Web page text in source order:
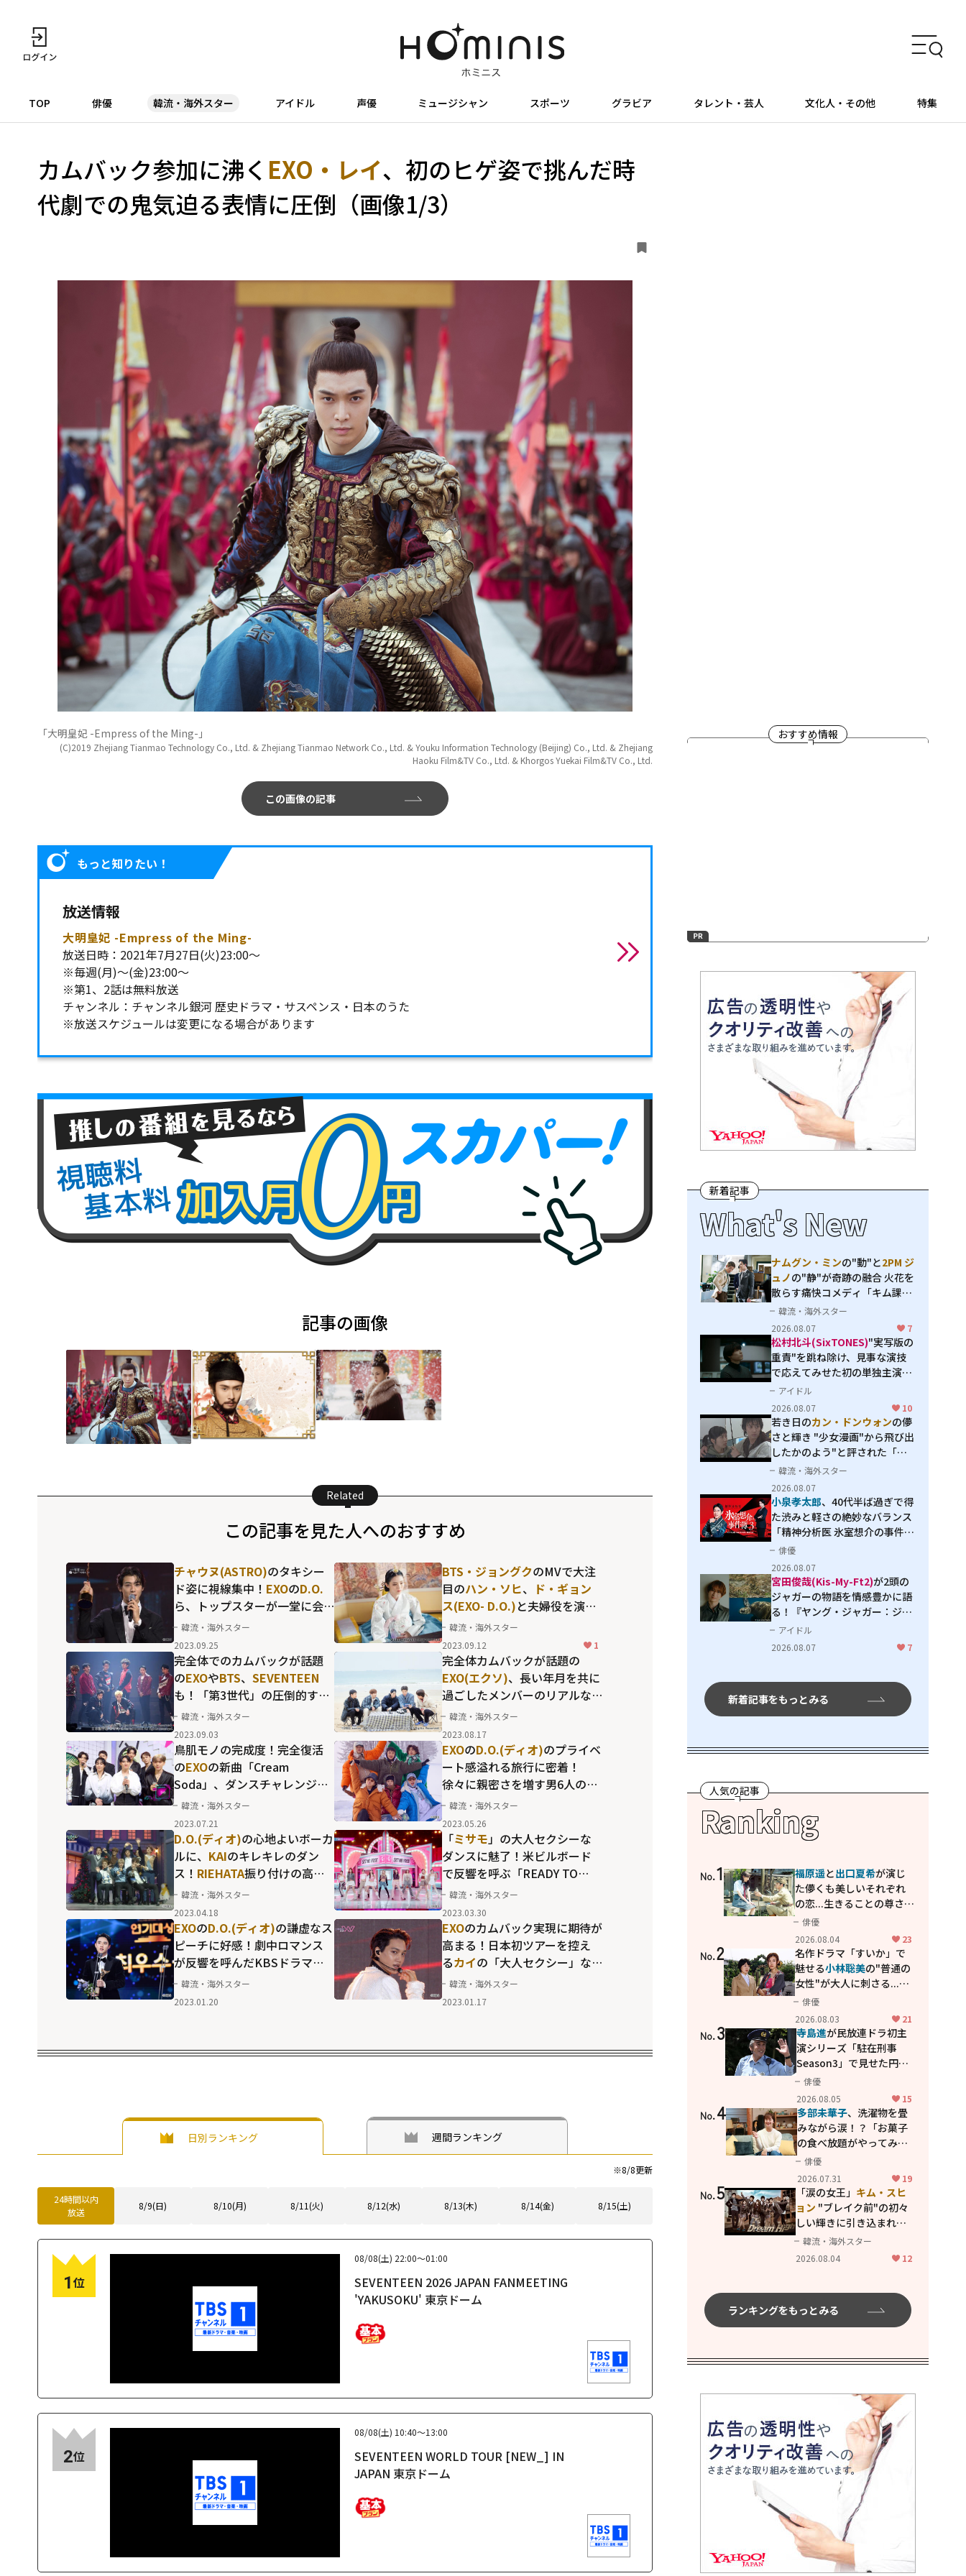
TOP 俳優 韓流・海外スター アイドル 声優 ミュージシャン スポーツ グラビア タレント・芸人 文化人・その他 特集
カムバック参加に沸く EXO・レイ、初のヒゲ姿で挑んだ時
代劇での鬼気迫る表情に圧倒（画像1/3）
「大明皇妃 -Empress of the Ming-」
(C)2019 Zhejiang Tianmao Technology Co., Ltd. & Zhejiang Tianmao Network Co., Ltd. & Youku Information Technology (Beijing) Co., Ltd. & Zhejiang
Haoku Film&TV Co., Ltd. & Khorgos Yuekai Film&TV Co., Ltd.
この画像の記事
もっと知りたい！
放送情報
大明皇妃 -Empress of the Ming-
放送日時：2021年7月27日(火)23:00～
※毎週(月)～(金)23:00～
※第1、2話は無料放送
チャンネル：チャンネル銀河 歴史ドラマ・サスペンス・日本のうた
※放送スケジュールは変更になる場合があります
記事の画像
Related
この記事を見た人へのおすすめ
チャウヌ(ASTRO)のタキシー
ド姿に視線集中！ EXOのD.O.
ら、トップスターが一堂に会
した韓国発信の新たなアワー
ド
韓流・海外スター
2023.09.25
BTS・ジョングクのMVで大注
目のハン・ソヒ、
ド・ギョン
ス(EXO- D.O.)と夫婦役を演じ
た「100日の郎君様」での稀有
な存在感
韓流・海外スター
2023.09.12
1
完全体でのカムバックが話題
のEXOやBTS、 SEVENTEEN
も！「第3世代」の圧倒的すぎ
る存在感
韓流・海外スター
2023.09.03
完全体カムバックが話題の
EXO(エクソ)、長い年月を共に
過ごしたメンバーのリアルな
関係性
韓流・海外スター
2023.08.17
鳥肌モノの完成度！完全復活
のEXOの新曲「Cream
Soda」、ダンスチャレンジが
反響を呼ぶNewJeans
「Super Shy」など...K-POP界
を沸かせるカムバック
韓流・海外スター
2023.07.21
EXOのD.O.(ディオ)のプライベ
ート感溢れる旅行に密着！
徐々に親密さを増す男6人の
「ケミ」
韓流・海外スター
2023.05.26
D.O.(ディオ)の心地よいボーカ
ルに、 KAIのキレキレのダン
ス！ RIEHATA振り付けの高難
度ダンスにも目を奪われる
EXO(エクソ)
韓流・海外スター
2023.04.18
「ミサモ 」の大人セクシーな
ダンスに魅了！米ビルボード
で反響を呼ぶ「READY TO
BE」で示した
ステージ
韓流・海外スター
2023.03.30
EXOのD.O.(ディオ)の謙虚なス
ピーチに好感！劇中ロマンス
が反響を呼んだKBSドラマの
ベストカップルたち
韓流・海外スター
2023.01.20
EXOのカムバック実現に期待が
高まる！日本初ツアーを控え
るカイの「大人セクシー」な
至高のパフォーマンス
韓流・海外スター
2023.01.17
日別ランキング 週間ランキング
※8/8更新
24時間以内
放送
8/9(日) 8/10(月) 8/11(火) 8/12(水) 8/13(木) 8/14(金) 8/15(土)
1位
08/08(土) 22:00～01:00
SEVENTEEN 2026 JAPAN FANMEETING
'YAKUSOKU' 東京ドーム
2位
08/08(土) 10:40～13:00
SEVENTEEN WORLD TOUR [NEW_] IN
JAPAN 東京ドーム
おすすめ情報
新着記事
What's New
ナムグン・ミンの"動"と2PM ジ
ュノの"静"が奇跡の融合 火花を
散らす痛快コメディ「キム課長
とソ理事～Bravo! Your Life
～」
韓流・海外スター
2026.08.07
7
松村北斗(SixTONES)"実写版の
重責"を跳ね除け、見事な演技
で応えてみせた初の単独主演映
画「秒速5センチメートル」
アイドル
2026.08.07
10
若き日のカン・ドンウォンの儚
さと輝き "少女漫画"から飛び出
したかのよう"と評された「オ
オカミの誘惑」
韓流・海外スター
2026.08.07
小泉孝太郎、40代半ば過ぎで得
た渋みと軽さの絶妙なバランス
「精神分析医 氷室想介の事件簿
３」で見せる進化
俳優
2026.08.07
宮田俊哉(Kis-My-Ft2)が2頭の
ジャガーの物語を情感豊かに語
る！『ヤング・ジャガー：ジャ
ングル王への道』『ジャガーと
ウミガメの物語：熱帯林の守護
アイドル
2026.08.07
7
新着記事をもっとみる
人気の記事
Ranking
No.1 福原遥と出口夏希が演じ
た儚くも美しいそれぞれ
の恋...生きることの尊さを
教えてくれた映画「あの
花が咲く丘で、君とまた出
会えたら。」
俳優
2026.08.04
23
No.2
名作ドラマ「すいか」で
魅せる小林聡美の"普通の
女性"が大人に刺さる...映
画「かもめ食堂」にも通
じる静かな芝居
俳優
2026.08.03
21
No.3 寺島進が民放連ドラ初主
演シリーズ「駐在刑事
Season3」で見せた円熟
の演技
俳優
2026.08.05
15
No.4 多部未華子、洗濯物を畳
みながら涙！？「お菓子
の食べ放題がやってみた
い」ハンディファン4台の
暑さ対策も明かす
俳優
2026.07.31
19
No.5 「涙の女王」 キム・スヒ
ョン "ブレイク前"の初々
しい輝きに引き込まれ
る...2PM テギョン
共演の青春名作「ドリー
韓流・海外スター
2026.08.04
12
ランキングをもっとみる